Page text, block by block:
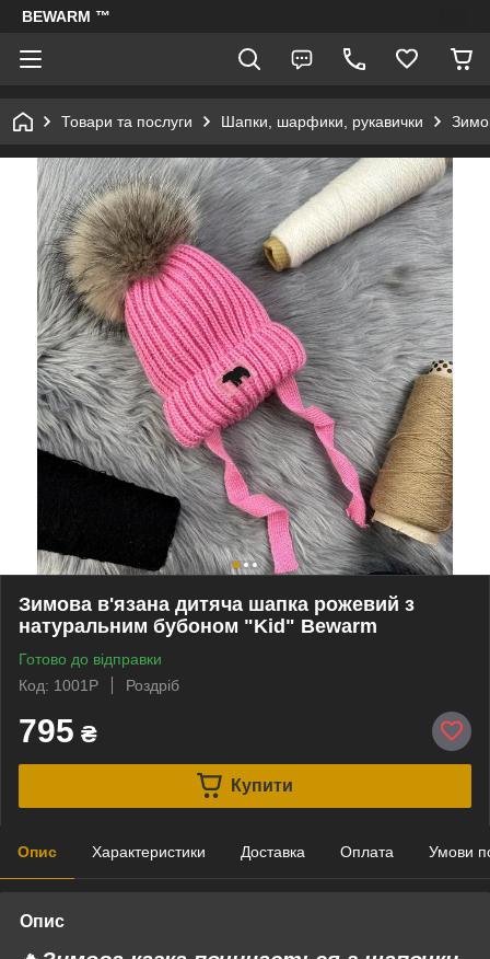
BEWARM ™
Товари та послуги Шапки, шарфики, рукавички
Зимова в'язана дитяча шапка рожевий з
натуральним бубоном "Kid" Bewarm
Готово до відправки
Код: 1001P
Роздріб
795 ₴
Купити
Опис Характеристики Доставка Оплата Умови
Опис